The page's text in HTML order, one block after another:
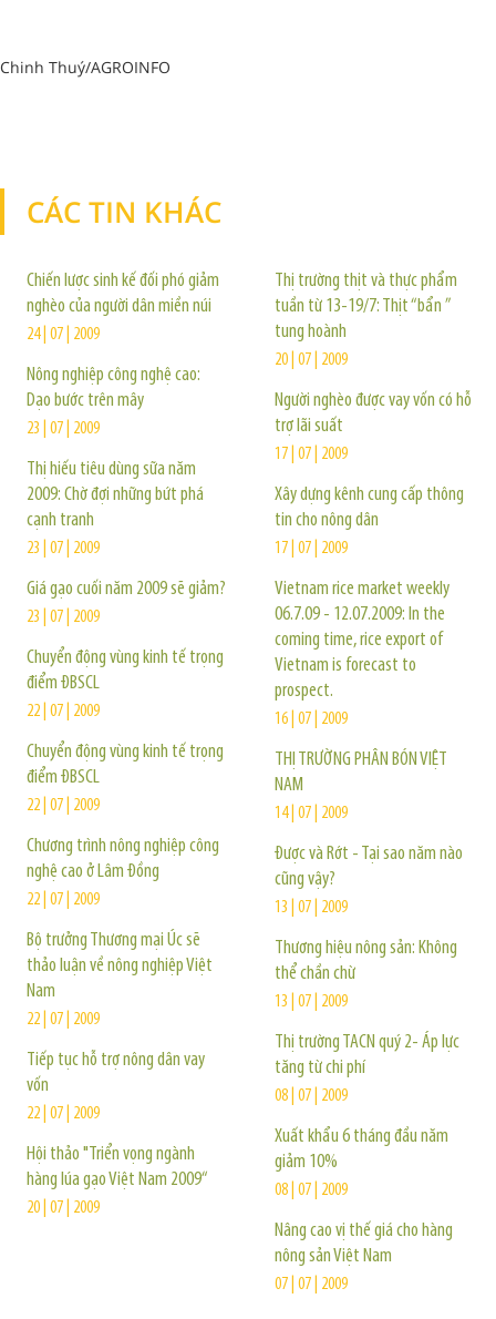
Chinh Thuý/AGROINFO
CÁC TIN KHÁC
Chiến lược sinh kế đối phó giảm
nghèo của người dân miền núi
24 | 07 | 2009
Nông nghiệp công nghệ cao:
Dạo bước trên mây
23 | 07 | 2009
Thị hiếu tiêu dùng sữa năm
2009: Chờ đợi những bứt phá
cạnh tranh
23 | 07 | 2009
Giá gạo cuối năm 2009 sẽ giảm?
23 | 07 | 2009
Chuyển động vùng kinh tế trọng
điểm ĐBSCL
22 | 07 | 2009
Chuyển động vùng kinh tế trọng
điểm ĐBSCL
22 | 07 | 2009
Chương trình nông nghiệp công
nghệ cao ở Lâm Ðồng
22 | 07 | 2009
Bộ trưởng Thương mại Úc sẽ
thảo luận về nông nghiệp Việt
Nam
22 | 07 | 2009
Tiếp tục hỗ trợ nông dân vay
vốn
22 | 07 | 2009
Hội thảo "Triển vọng ngành
hàng lúa gạo Việt Nam 2009“
20 | 07 | 2009
Thị trường thịt và thực phẩm
tuần từ 13-19/7: Thịt “bẩn ”
tung hoành
20 | 07 | 2009
Người nghèo được vay vốn có hỗ
trợ lãi suất
17 | 07 | 2009
Xây dựng kênh cung cấp thông
tin cho nông dân
17 | 07 | 2009
Vietnam rice market weekly
06.7.09 - 12.07.2009: In the
coming time, rice export of
Vietnam is forecast to
prospect.
16 | 07 | 2009
THỊ TRƯỜNG PHÂN BÓN VIỆT
NAM
14 | 07 | 2009
Được và Rớt - Tại sao năm nào
cũng vậy?
13 | 07 | 2009
Thương hiệu nông sản: Không
thể chần chừ
13 | 07 | 2009
Thị trường TACN quý 2- Áp lực
tăng từ chi phí
08 | 07 | 2009
Xuất khẩu 6 tháng đầu năm
giảm 10%
08 | 07 | 2009
Nâng cao vị thế giá cho hàng
nông sản Việt Nam
07 | 07 | 2009